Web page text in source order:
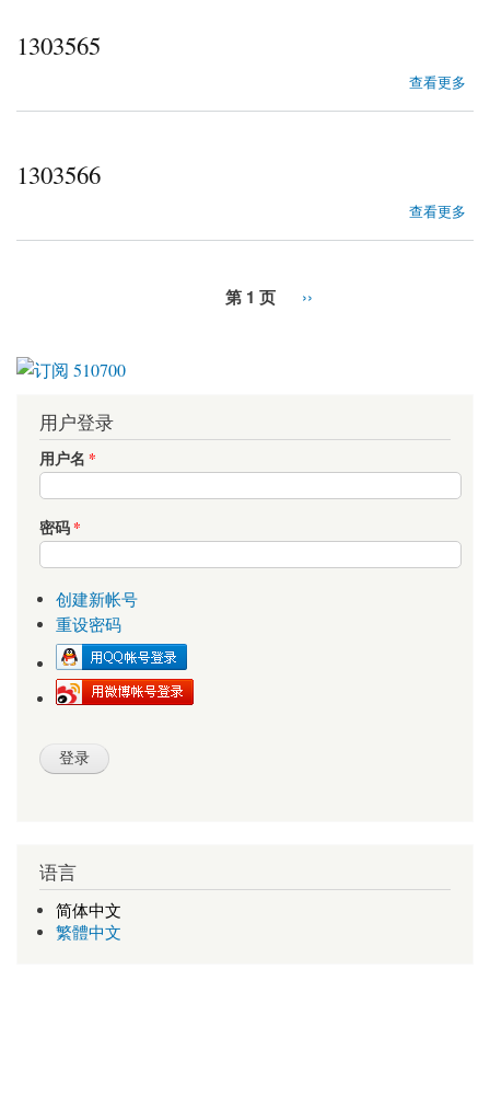
1303565
查看更多
1303566
查看更多
第 1 页 ››
用户登录
用户名 *
密码*
创建新帐号
重设密码
语言
简体中文
繁體中文